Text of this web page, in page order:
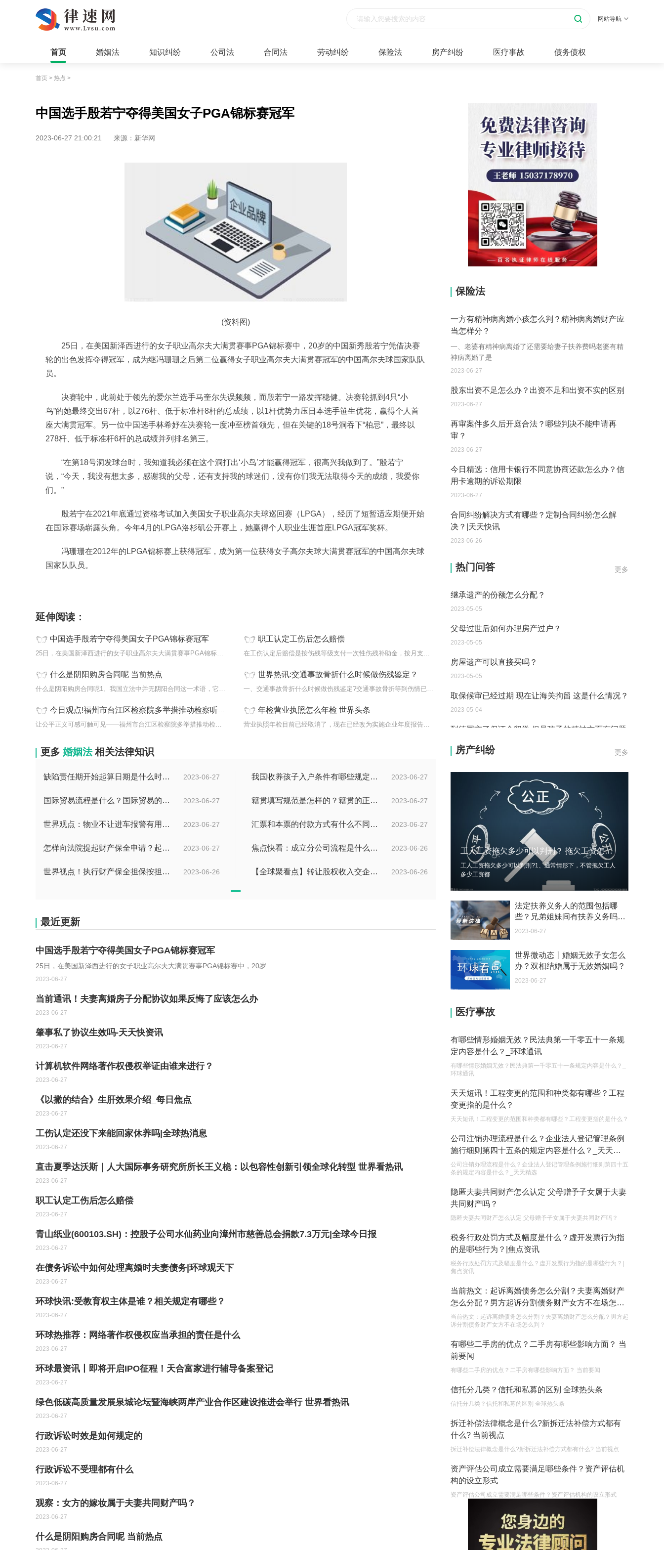
网站导航
首页 婚姻法 知识纠纷 公司法 合同法 劳动纠纷 保险法 房产纠纷 医疗事故 债务债权
首页 > 热点 >
中国选手殷若宁夺得美国女子PGA锦标赛冠军
2023-06-27 21:00:21 来源：新华网
(资料图)
25日，在美国新泽西进行的女子职业高尔夫大满贯赛事PGA锦标赛中，20岁的中国新秀殷若宁凭借决赛
轮的出色发挥夺得冠军，成为继冯珊珊之后第二位赢得女子职业高尔夫大满贯赛冠军的中国高尔夫球国家队队
员。
决赛轮中，此前处于领先的爱尔兰选手马奎尔失误频频，而殷若宁一路发挥稳健。决赛轮抓到4只“小
鸟”的她最终交出67杆，以276杆、低于标准杆8杆的总成绩，以1杆优势力压日本选手笹生优花，赢得个人首
座大满贯冠军。另一位中国选手林希妤在决赛轮一度冲至榜首领先，但在关键的18号洞吞下“柏忌”，最终以
278杆、低于标准杆6杆的总成绩并列排名第三。
“在第18号洞发球台时，我知道我必须在这个洞打出‘小鸟’才能赢得冠军，很高兴我做到了。”殷若宁
说，“今天，我没有想太多，感谢我的父母，还有支持我的球迷们，没有你们我无法取得今天的成绩，我爱你
们。”
殷若宁在2021年底通过资格考试加入美国女子职业高尔夫球巡回赛（LPGA），经历了短暂适应期便开始
在国际赛场崭露头角。今年4月的LPGA洛杉矶公开赛上，她赢得个人职业生涯首座LPGA冠军奖杯。
冯珊珊在2012年的LPGA锦标赛上获得冠军，成为第一位获得女子高尔夫球大满贯赛冠军的中国高尔夫球
国家队队员。
延伸阅读：
中国选手殷若宁夺得美国女子PGA锦标赛冠军
25日，在美国新泽西进行的女子职业高尔夫大满贯赛事PGA锦标赛中，20岁
职工认定工伤后怎么赔偿
在工伤认定后赔偿是按伤残等级支付一次性伤残补助金，按月支付伤残津贴
什么是阴阳购房合同呢 当前热点
什么是阴阳购房合同呢1、我国立法中并无阴阳合同这一术语，它只是对一
世界热讯:交通事故骨折什么时候做伤残鉴定？
一、交通事故骨折什么时候做伤残鉴定?交通事故骨折等到伤情已经稳定，
今日观点!福州市台江区检察院多举措推动检察听证走深落实
让公平正义可感可触可见——福州市台江区检察院多举措推动检察听证...
年检营业执照怎么年检 世界头条
营业执照年检目前已经取消了，现在已经改为实施企业年度报告公示制度。
更多 婚姻法 相关法律知识
2023-06-27
缺陷责任期开始起算日期是什么时候？缺陷责任终止证书签发的必要条件是什么？ 2023-06-27
我国收养孩子入户条件有哪些规定？办理收养登记的事实收养情况有几种？
2023-06-27
国际贸易流程是什么？国际贸易的具体流程的内容都有哪些？ 2023-06-27
籍贯填写规范是怎样的？籍贯的正确填写规范是什么？-天天微动态
2023-06-27
世界观点：物业不让进车报警有用吗？小区不让业主进车该怎么投诉？ 2023-06-27
汇票和本票的付款方式有什么不同？汇票和本票包含的交易数有什么不同？ 环球今热点
2023-06-27
怎样向法院提起财产保全申请？起诉离婚能申请财产保全吗？_全球快播 2023-06-26
焦点快看：成立分公司流程是什么？中华人民共和国公司登记管理条例第四十七条是什么？
2023-06-26
世界视点！执行财产保全担保按担保金额的1%收取吗？ 2023-06-26
【全球聚看点】转让股权收入交企业所得税吗？企业所得税征税原则是什么？
最近更新
中国选手殷若宁夺得美国女子PGA锦标赛冠军
25日，在美国新泽西进行的女子职业高尔夫大满贯赛事PGA锦标赛中，20岁
2023-06-27
当前通讯！夫妻离婚房子分配协议如果反悔了应该怎么办
2023-06-27
肇事私了协议生效吗-天天快资讯
2023-06-27
计算机软件网络著作权侵权举证由谁来进行？
2023-06-27
《以撒的结合》生肝效果介绍_每日焦点
2023-06-27
工伤认定还没下来能回家休养吗|全球热消息
2023-06-27
直击夏季达沃斯｜人大国际事务研究所所长王义桅：以包容性创新引领全球化转型 世界看热讯
2023-06-27
职工认定工伤后怎么赔偿
2023-06-27
青山纸业(600103.SH)：控股子公司水仙药业向漳州市慈善总会捐款7.3万元|全球今日报
2023-06-27
在债务诉讼中如何处理离婚时夫妻债务|环球观天下
2023-06-27
环球快讯:受教育权主体是谁？相关规定有哪些？
2023-06-27
环球热推荐：网络著作权侵权应当承担的责任是什么
2023-06-27
环球最资讯丨即将开启IPO征程！天合富家进行辅导备案登记
2023-06-27
绿色低碳高质量发展泉城论坛暨海峡两岸产业合作区建设推进会举行 世界看热讯
2023-06-27
行政诉讼时效是如何规定的
2023-06-27
行政诉讼不受理都有什么
2023-06-27
观察：女方的嫁妆属于夫妻共同财产吗？
2023-06-27
什么是阴阳购房合同呢 当前热点
保险法
一方有精神病离婚小孩怎么判？精神病离婚财产应
当怎样分？
一、老婆有精神病离婚了还需要给妻子扶养费吗老婆有精
神病离婚了是
2023-06-27
股东出资不足怎么办？出资不足和出资不实的区别
2023-06-27
再审案件多久后开庭合法？哪些判决不能申请再
审？
2023-06-27
今日精选：信用卡银行不同意协商还款怎么办？信
用卡逾期的诉讼期限
2023-06-27
合同纠纷解决方式有哪些？定制合同纠纷怎么解
决？|天天快讯
2023-06-26
更多
热门问答
遗产继承必须要公证吗？
继承遗产的份额怎么分配？
2023-05-05
父母过世后如何办理房产过户？
2023-05-05
房屋遗产可以直接买吗？
2023-05-05
取保候审已经过期 现在让海关拘留 这是什么情况？
2023-05-04
到德国交了保证金留学 但是孩子的精神方面有问题
2023-05-04
我想问一下申请护照需要带什么证件？
您好：请问从国外进口的费钢税率是多少？非常感
2023-05-04
外国旅游签证可以在中国大使馆登记结婚吗？
2023-05-04
我可以在苏州申请护照吗？我所在的地方是云南
2023-05-04
你好 我想问一下外国人来这里工作没有护照该怎么
办？
如何续签居住证 我的1月7日到期
2023-05-04
关报案？
你好 我需要申请去美国结婚的签证 过程是什么？
的企业委托外贸公司进出口贸易时，相关当事人的
权利和责任是什么？
2023-05-04
单纯的遗产赠要缴税吗？
2023-05-05
更多
房产纠纷
工人工资拖欠多少可以判刑？ 拖欠工资怎么判刑？
工人工资拖欠多少可以判刑?1、通常情形下，不管拖欠工人
多少工资都
法定扶养义务人的范围包括哪
些？兄弟姐妹间有扶养义务吗？-
每日聚焦
2023-06-27
世界微动态丨婚姻无效子女怎么
办？双相结婚属于无效婚姻吗？
2023-06-27
医疗事故
有哪些情形婚姻无效？民法典第一千零五十一条规
定内容是什么？_环球通讯
有哪些情形婚姻无效？民法典第一千零五十一条规定内容是什么？_
环球通讯
天天短讯！工程变更的范围和种类都有哪些？工程
变更指的是什么？
天天短讯！工程变更的范围和种类都有哪些？工程变更指的是什么？
公司注销办理流程是什么？企业法人登记管理条例
施行细则第四十五条的规定内容是什么？_天天精
选
公司注销办理流程是什么？企业法人登记管理条例施行细则第四十五
条的规定内容是什么？_天天精选
隐匿夫妻共同财产怎么认定 父母赠予子女属于夫妻
共同财产吗？
隐匿夫妻共同财产怎么认定 父母赠予子女属于夫妻共同财产吗？
税务行政处罚方式及幅度是什么？虚开发票行为指
的是哪些行为？|焦点资讯
税务行政处罚方式及幅度是什么？虚开发票行为指的是哪些行为？|
焦点资讯
当前热文：起诉离婚债务怎么分割？夫妻离婚财产
怎么分配？男方起诉分割债务财产女方不在场怎么
判？
当前热文：起诉离婚债务怎么分割？夫妻离婚财产怎么分配？男方起
诉分割债务财产女方不在场怎么判？
有哪些二手房的优点？二手房有哪些影响方面？ 当
前要闻
有哪些二手房的优点？二手房有哪些影响方面？ 当前要闻
信托分几类？信托和私募的区别 全球热头条
信托分几类？信托和私募的区别 全球热头条
拆迁补偿法律概念是什么?新拆迁法补偿方式都有
什么? 当前视点
拆迁补偿法律概念是什么?新拆迁法补偿方式都有什么? 当前视点
资产评估公司成立需要满足哪些条件？资产评估机
构的设立形式
资产评估公司成立需要满足哪些条件？资产评估机构的设立形式